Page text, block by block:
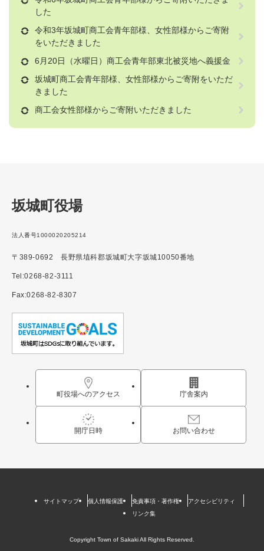
した
令和3年坂城町商工会青年部様、女性部様からご寄附
をいただきました
6月20日（水曜日）商工会青年部東北被災地へ義援金
坂城町商工会青年部様、女性部様からご寄附をいただ
きました
商工会女性部様からご寄附いただきました
坂城町役場
法人番号1000020205214
〒389-0692 長野県埴科郡坂城町大字坂城10050番地
Tel:0268-82-3111
Fax:0268-82-8307
町役場へのアクセス 庁舎案内
開庁日時 お問い合わせ
サイトマップ 個人情報保護 免責事項・著作権
アクセシビリティ
リンク集
Copyright Town of Sakaki All Rights Reserved.